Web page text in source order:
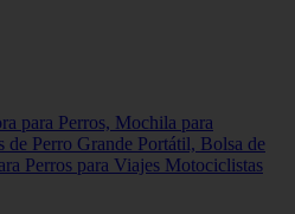
para Perros, Mochila para
de Perro Grande Portátil, Bolsa de
Perros para Viajes Motociclistas